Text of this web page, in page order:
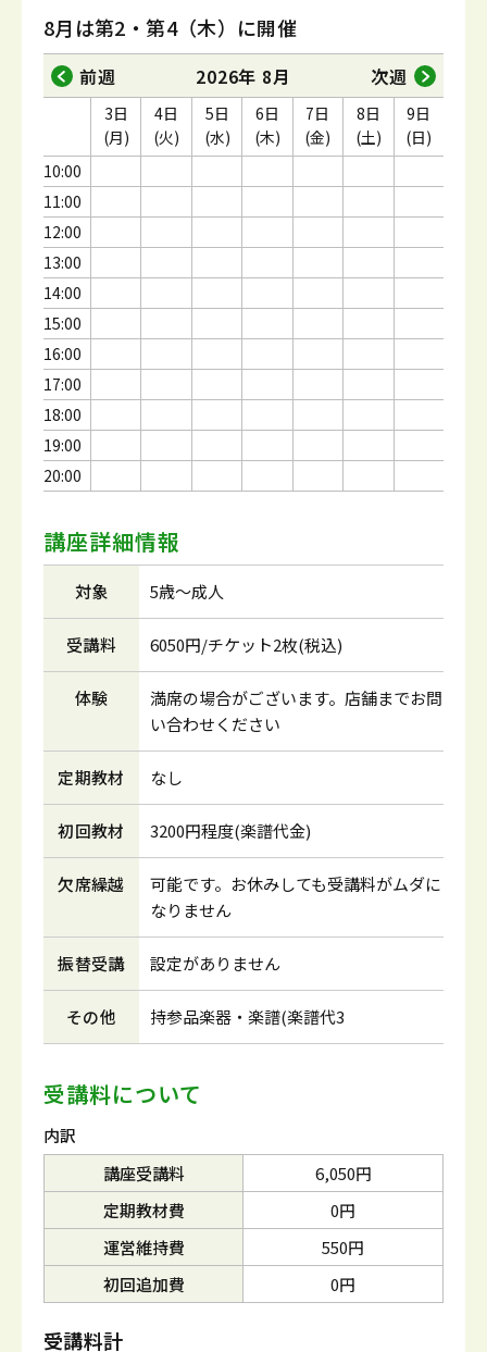
8月は第2・第4（木）に開催
前週 2026年 8月 次週
10:00
11:00
12:00
13:00
14:00
15:00
16:00
17:00
18:00
19:00
20:00
3日
(月)
4日
(火)
5日
(水)
6日
(木)
7日
(金)
8日
(土)
9日
(日)
講座詳細情報
対象 5歳～成人
受講料 6050円/チケット2枚(税込)
体験
満席の場合がございます。店舗までお問
い合わせください
定期教材 なし
初回教材 3200円程度(楽譜代金)
欠席繰越
可能です。お休みしても受講料がムダに
なりません
振替受講 設定がありません
その他 持参品楽器・楽譜(楽譜代3
受講料について
内訳
講座受講料
6,050円
定期教材費
0円
運営維持費
550円
初回追加費
0円
受講料計